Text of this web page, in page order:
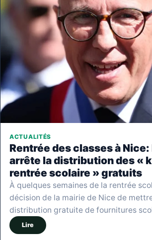
ACTUALITÉS
Rentrée des classes à
arrête la distribution des «
rentrée scolaire » gratuits
À quelques semaines de la rentrée
décision de la mairie de Nice de
distribution gratuite de fournitures
Lire